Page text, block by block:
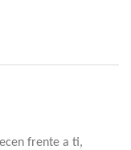
frente a ti,